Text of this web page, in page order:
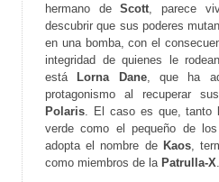
hermano deScott, parece
descubrir que sus poderes
en una bomba, con el
integridad de quienes le
está
Lorna Dane, que ha
protagonismo al recuperar
Polaris. El caso es que, tanto
verde como el pequeño de los
adopta el nombre de Kaos,
como miembros de la Patrulla-X.